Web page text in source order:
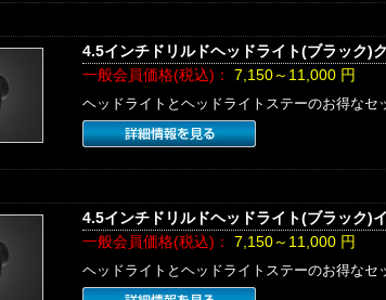
4.5インチドリルドヘッドライト(ブラック)
一般会員価格(税込)： 7,150～11,000円
ヘッドライトとヘッドライトステーのお得なセ
4.5インチドリルドヘッドライト(ブラック)
一般会員価格(税込)： 7,150～11,000円
ヘッドライトとヘッドライトステーのお得なセ